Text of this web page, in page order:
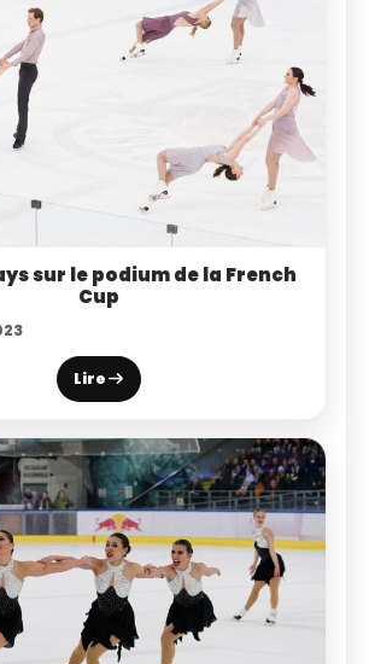
sur le podium de la French
Cup
Lire